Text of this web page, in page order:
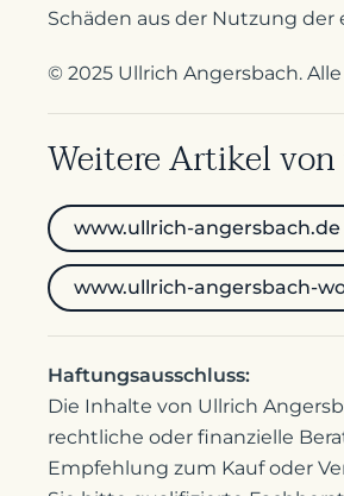
Schäden aus der Nutzung
© 2025 Ullrich Angersbach.
Weitere Artikel
www.ullrich-angersbach.de
www.ullrich-angersbach-
Haftungsausschluss:
Die Inhalte von Ullrich
rechtliche oder finanzielle
Empfehlung zum Kauf oder